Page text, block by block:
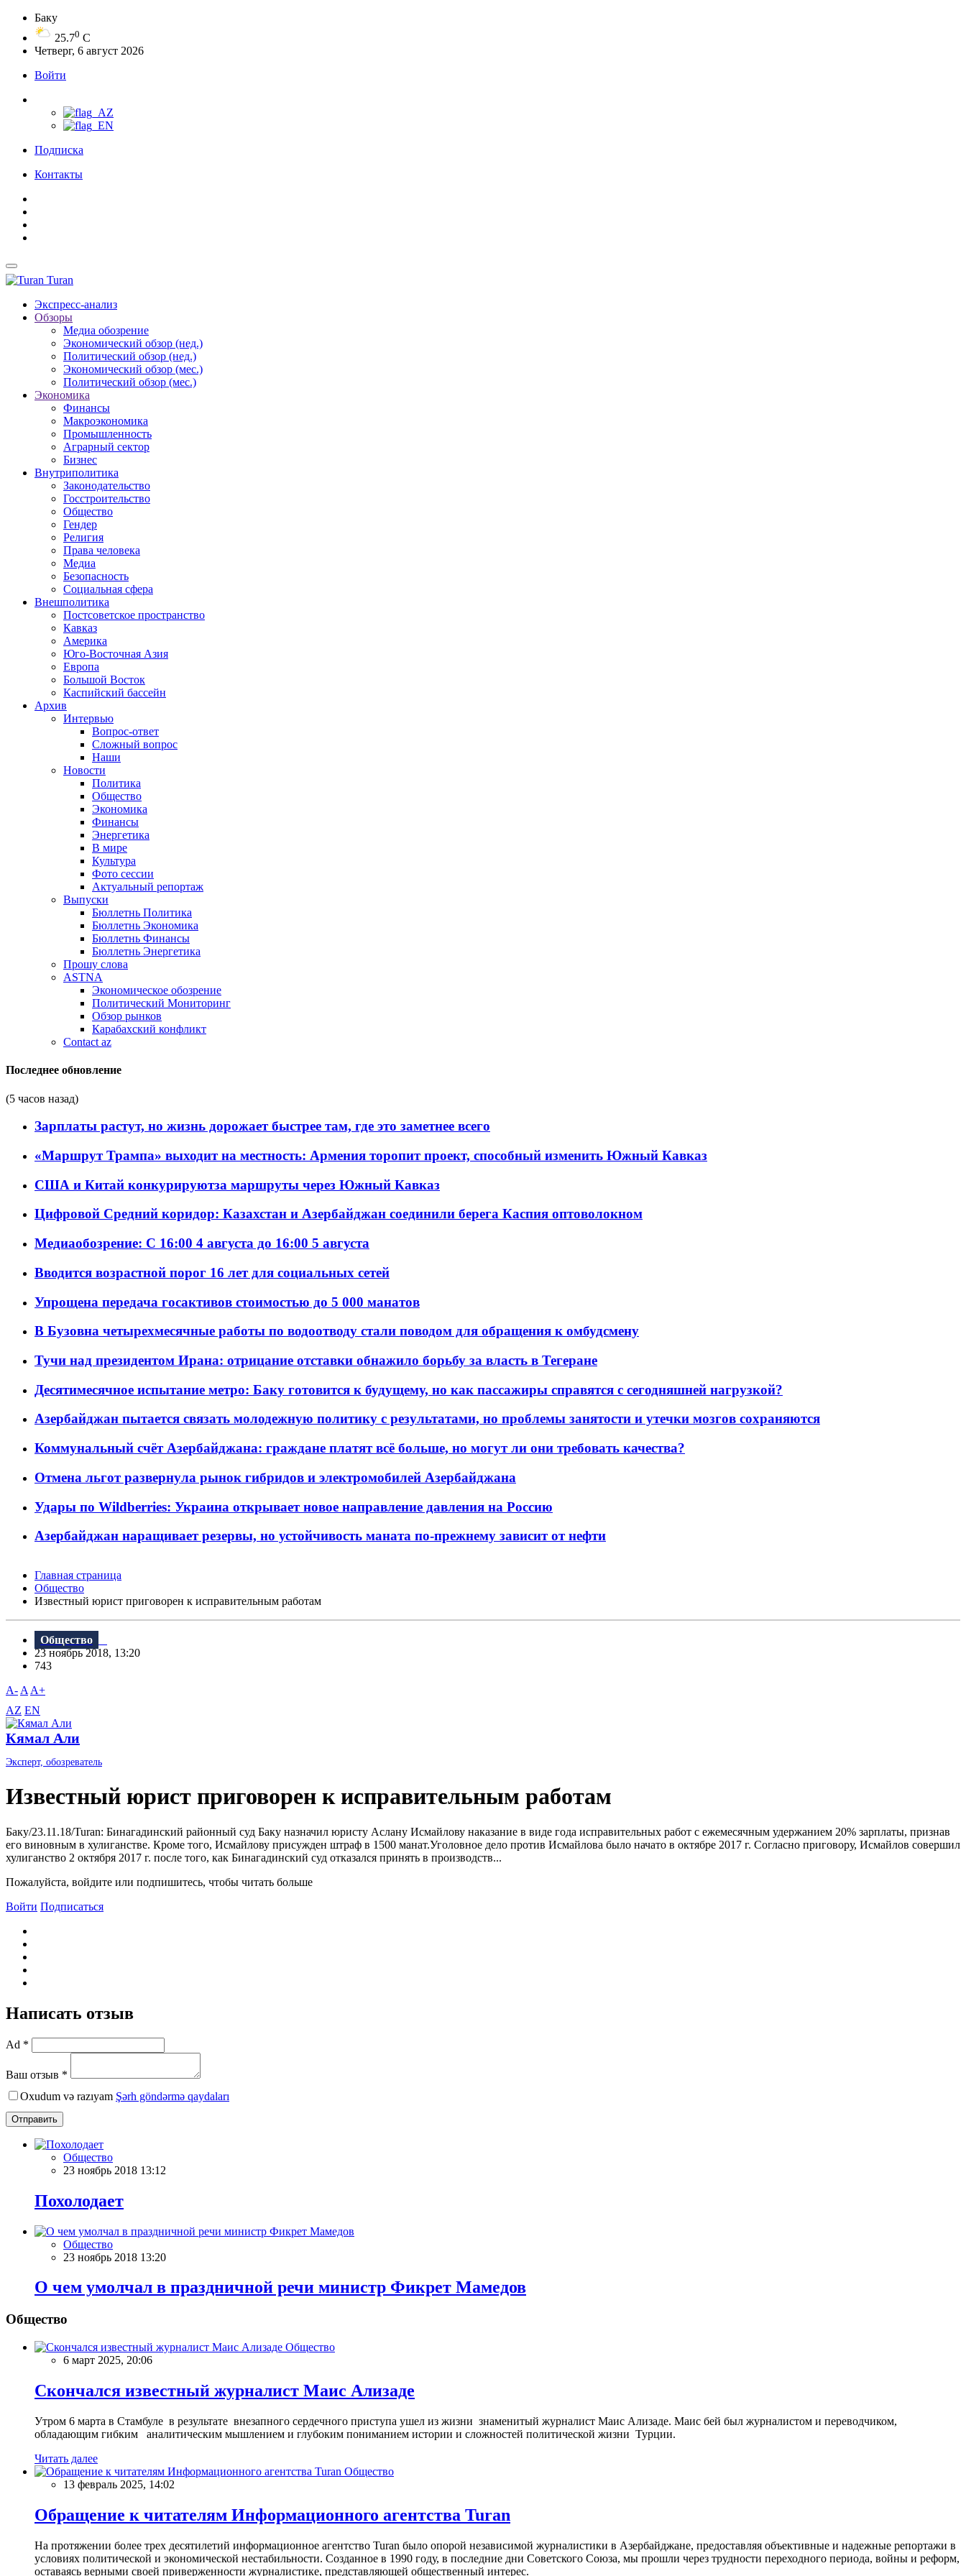
Баку
25.70 C
Четверг, 6 август 2026
Войти
Подписка
Контакты
Turan
Экспресс-анализ
Обзоры
Медиа обозрение
Экономический обзор (нед.)
Политический обзор (нед.)
Экономический обзор (мес.)
Политический обзор (мес.)
Экономика
Финансы
Макроэкономика
Промышленность
Аграрный сектор
Бизнес
Внутриполитика
Законодательство
Госстроительство
Общество
Гендер
Религия
Права человека
Медиа
Безопасность
Социальная сфера
Внешполитика
Постсоветское пространство
Кавказ
Америка
Юго-Восточная Азия
Европа
Большой Восток
Каспийский бассейн
Архив
Интервью
Вопрос-ответ
Сложный вопрос
Наши
Новости
Политика
Общество
Экономика
Финансы
Энергетика
В мире
Культура
Фото сессии
Актуальный репортаж
Выпуски
Бюллетнь Политика
Бюллетнь Экономика
Бюллетнь Финансы
Бюллетнь Энергетика
Прошу слова
ASTNA
Экономическое обозрение
Политический Мониторинг
Обзор рынков
Карабахский конфликт
Contact az
Последнее обновление
(5 часов назад)
Зарплаты растут, но жизнь дорожает быстрее там, где это заметнее всего
«Маршрут Трампа» выходит на местность: Армения торопит проект, способный изменить Южный Кавказ
США и Китай конкурируютза маршруты через Южный Кавказ
Цифровой Средний коридор: Казахстан и Азербайджан соединили берега Каспия оптоволокном
Медиаобозрение: С 16:00 4 августа до 16:00 5 августа
Вводится возрастной порог 16 лет для социальных сетей
Упрощена передача госактивов стоимостью до 5 000 манатов
В Бузовна четырехмесячные работы по водоотводу стали поводом для обращения к омбудсмену
Тучи над президентом Ирана: отрицание отставки обнажило борьбу за власть в Тегеране
Десятимесячное испытание метро: Баку готовится к будущему, но как пассажиры справятся с сегодняшней нагрузкой?
Азербайджан пытается связать молодежную политику с результатами, но проблемы занятости и утечки мозгов сохраняются
Коммунальный счёт Азербайджана: граждане платят всё больше, но могут ли они требовать качества?
Отмена льгот развернула рынок гибридов и электромобилей Азербайджана
Удары по Wildberries: Украина открывает новое направление давления на Россию
Азербайджан наращивает резервы, но устойчивость маната по-прежнему зависит от нефти
Главная страница
Общество
Известный юрист приговорен к исправительным работам
Общество
23 ноябрь 2018, 13:20
743
A- A A+
AZ EN
Кямал Али
Эксперт, обозреватель
Известный юрист приговорен к исправительным работам
Баку/23.11.18/Turan: Бинагадинский районный суд Баку назначил юристу Аслану Исмайлову наказание в виде года исправительных работ с ежемесячным удержанием 20% зарплаты, признав
его виновным в хулиганстве. Кроме того, Исмайлову присужден штраф в 1500 манат.Уголовное дело против Исмайлова было начато в октябре 2017 г. Согласно приговору, Исмайлов совершил
хулиганство 2 октября 2017 г. после того, как Бинагадинский суд отказался принять в производств...
Пожалуйста, войдите или подпишитесь, чтобы читать больше
Войти Подписаться
Написать отзыв
Ad *
Ваш отзыв *
Oxudum və razıyam Şərh göndərmə qaydaları
Отправить
Общество
23 ноябрь 2018 13:12
Похолодает
Общество
23 ноябрь 2018 13:20
О чем умолчал в праздничной речи министр Фикрет Мамедов
Общество
Общество
6 март 2025, 20:06
Скончался известный журналист Маис Ализаде
Утром 6 марта в Стамбуле в результате внезапного сердечного приступа ушел из жизни знаменитый журналист Маис Ализаде. Маис бей был журналистом и переводчиком,
обладающим гибким аналитическим мышлением и глубоким пониманием истории и сложностей политической жизни Турции.
Читать далее
Общество
13 февраль 2025, 14:02
Обращение к читателям Информационного агентства Turan
На протяжении более трех десятилетий информационное агентство Turan было опорой независимой журналистики в Азербайджане, предоставляя объективные и надежные репортажи в
условиях политической и экономической нестабильности. Созданное в 1990 году, в последние дни Советского Союза, мы прошли через трудности переходного периода, войны и реформ,
оставаясь верными своей приверженности журналистике, представляющей общественный интерес.